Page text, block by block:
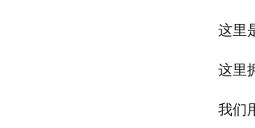
这里
这里
我们